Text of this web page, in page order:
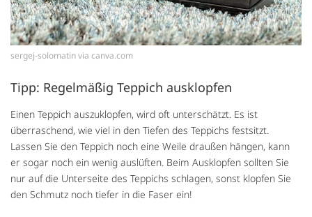
sergej-solomatin via canva.com
Tipp: Regelmäßig Teppich ausklopfen
Einen Teppich auszuklopfen, wird oft unterschätzt. Es ist
überraschend, wie viel in den Tiefen des Teppichs festsitzt.
Lassen Sie den Teppich noch eine Weile draußen hängen, kann
er sogar noch ein wenig auslüften. Beim Ausklopfen sollten Sie
nur auf die Unterseite des Teppichs schlagen, sonst klopfen Sie
den Schmutz noch tiefer in die Faser ein!